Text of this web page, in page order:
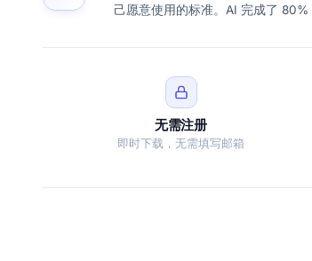
己愿意使用的标准。AI 完成了 80%
无需注册
即时下载，无需填写邮箱